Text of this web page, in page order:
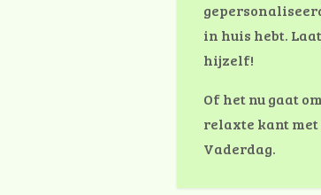
in huis hebt.
hijzelf!
Of het nu gaat
relaxte kant met
Vaderdag.